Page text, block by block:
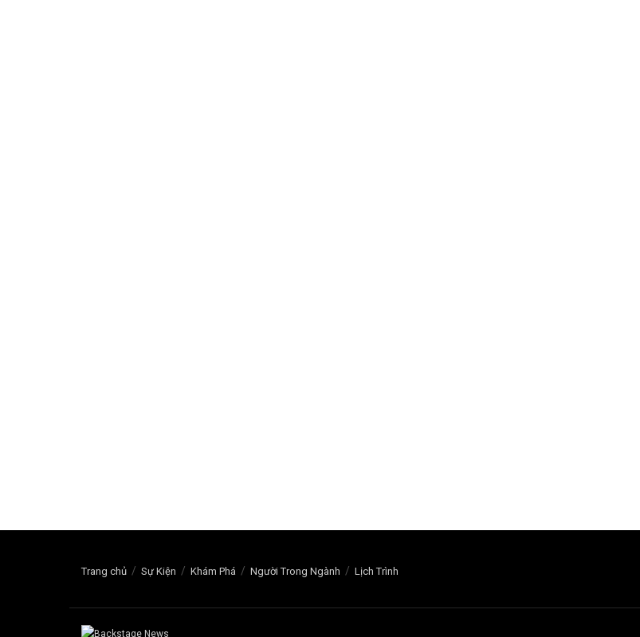
Trang chủ Sự Kiện Khám Phá Người Trong Ngành Lịch Trình